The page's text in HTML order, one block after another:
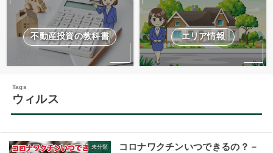
不動産投資の教科書 エリア情報
ウィルス
未分類
コロナワクチンいつできるの？－